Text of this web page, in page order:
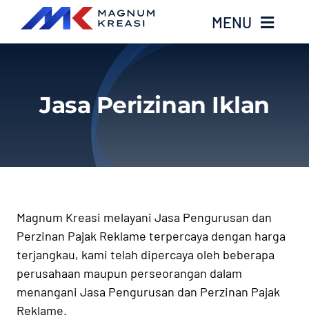
content
MENU
Services
About
Blog
Jasa Perizinan Iklan
Magnum Kreasi melayani Jasa Pengurusan dan
Perzinan Pajak Reklame terpercaya dengan harga
terjangkau, kami telah dipercaya oleh beberapa
perusahaan maupun perseorangan dalam
menangani Jasa Pengurusan dan Perzinan Pajak
Reklame.